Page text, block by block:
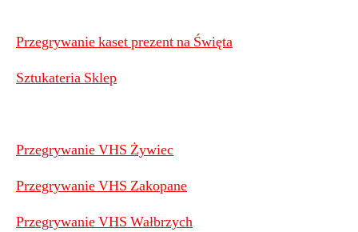
Przegrywanie kaset prezent na Święta
Sztukateria Sklep
Przegrywanie VHS Żywiec
Przegrywanie VHS Zakopane
Przegrywanie VHS Wałbrzych